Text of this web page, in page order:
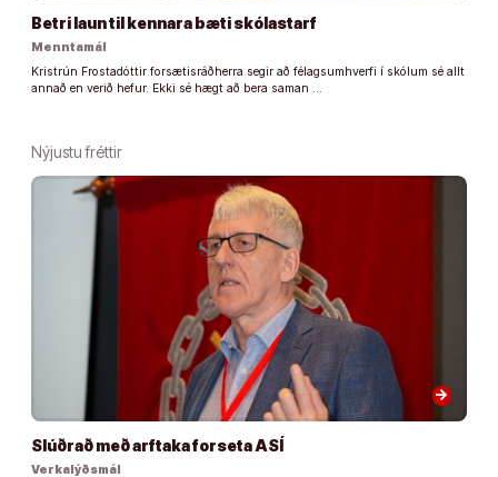
Betri laun til kennara bæti skólastarf
Menntamál
Kristrún Frostadóttir forsætisráðherra segir að félagsumhverfi í skólum sé allt
annað en verið hefur. Ekki sé hægt að bera saman …
Nýjustu fréttir
arrow_forward
Slúðrað með arftaka forseta ASÍ
Verkalýðsmál